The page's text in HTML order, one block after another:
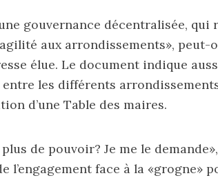
gouvernance décentralisée, qui
aux arrondissements»,
élue. Le document indique
les différents
d’une Table des maires.
de pouvoir? Je me le
face à la «grogne»